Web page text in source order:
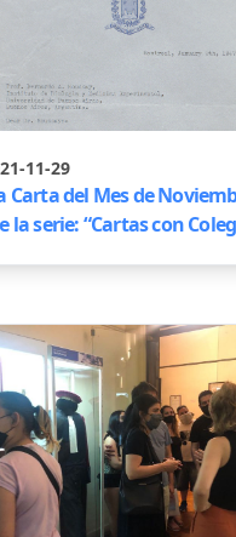
11-29
Carta del Mes de
la serie: “Cartas con